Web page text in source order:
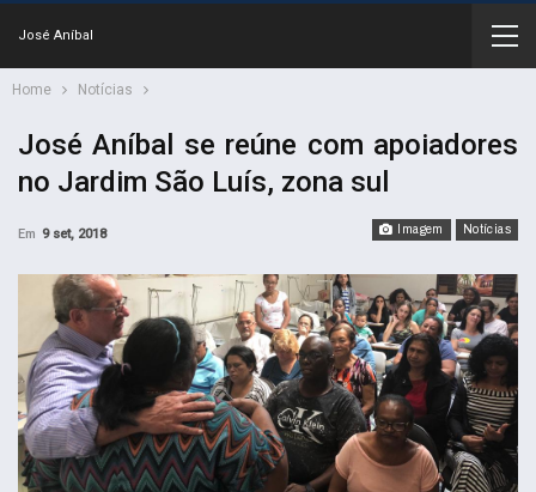
José Aníbal
Home Notícias
José Aníbal se reúne com apoiadores
no Jardim São Luís, zona sul
Imagem Notícias
Em 9 set, 2018